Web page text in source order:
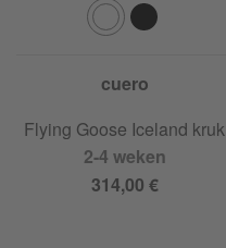
cuero
Flying Goose Iceland kruk
2-4 weken
314,00 €